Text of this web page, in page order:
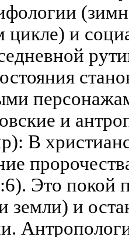
цикле) и
и
В
Это покой
земли) и